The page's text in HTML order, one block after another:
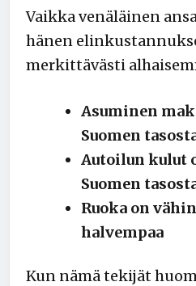
Vaikka venäläinen
hänen
merkittävästi
Asuminen
Suomen
Autoilun kulut
Suomen
Ruoka on
halvempaa
Kun nämä tekijät